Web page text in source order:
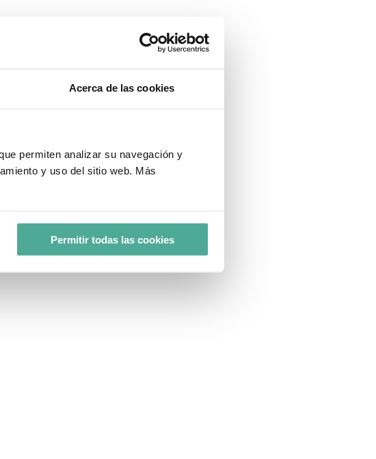
Acerca de las cookies
permiten analizar su navegación y
y uso del sitio web. Más
Permitir todas las cookies